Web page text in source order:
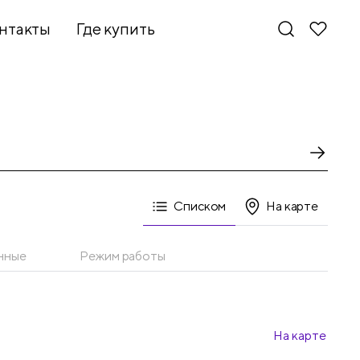
Где купить
Списком На карте
Режим работы
На карте